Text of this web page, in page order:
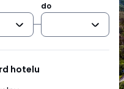
do
hotelu